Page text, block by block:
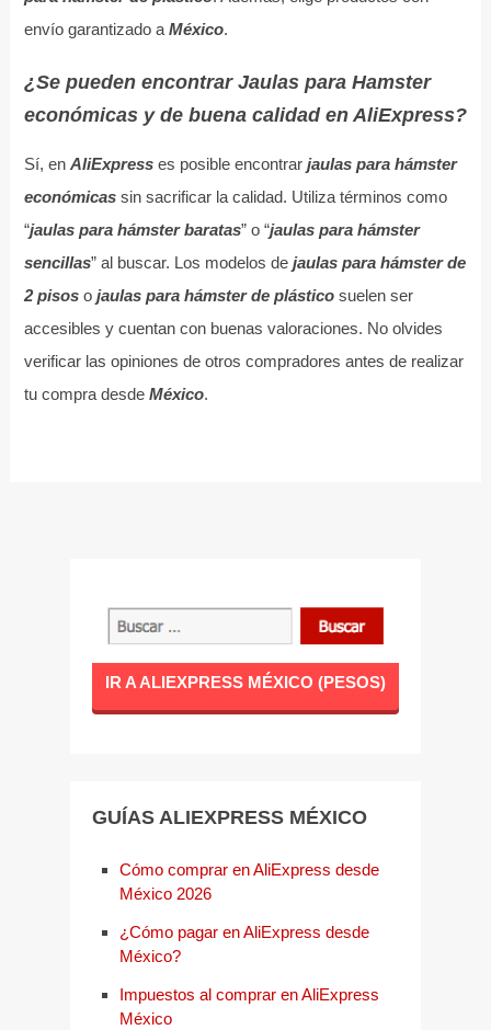
envío garantizado a México.
¿Se pueden encontrar Jaulas para Hamster
económicas y de buena calidad en AliExpress?
Sí, en AliExpresses posible encontrar jaulas para hámster
económicassin sacrificar la calidad. Utiliza términos como
“jaulas para hámster baratas” o “jaulas para hámster
sencillas” al buscar. Los modelos de jaulas para hámster de
2 pisoso jaulas para hámster de plásticosuelen ser
accesibles y cuentan con buenas valoraciones. No olvides
verificar las opiniones de otros compradores antes de realizar
tu compra desde México.
IR A ALIEXPRESS MÉXICO (PESOS)
GUÍAS ALIEXPRESS MÉXICO
Cómo comprar en AliExpress desde
México 2026
¿Cómo pagar en AliExpress desde
México?
Impuestos al comprar en AliExpress
México